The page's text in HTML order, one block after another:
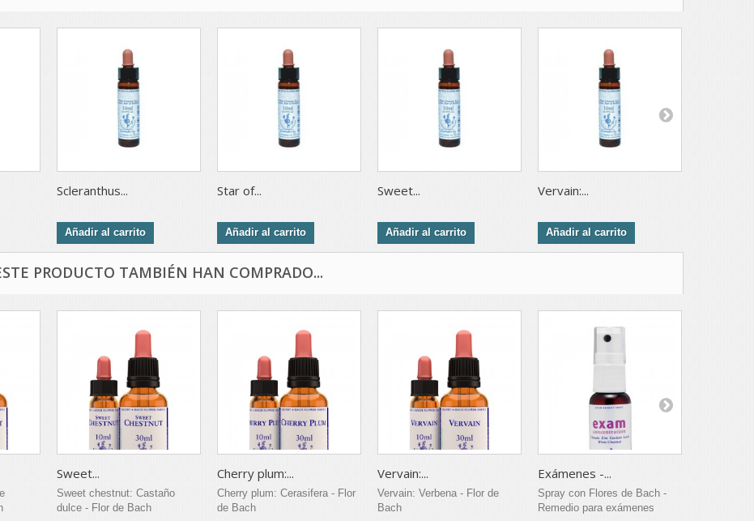
Scleranthus...
Añadir al carrito
Star of...
Añadir al carrito
Sweet...
Añadir al carrito
Vervain:...
Añadir al carrito
PRODUCTO TAMBIÉN HAN COMPRADO...
Sweet...
Sweet chestnut: Castaño
dulce - Flor de Bach
Cherry plum:...
Cherry plum: Cerasifera - Flor
de Bach
Vervain:...
Vervain: Verbena - Flor de
Bach
Exámenes -...
Spray con Flores de Bach -
Remedio para exámenes